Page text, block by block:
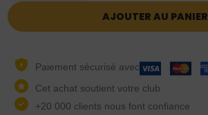
AJOUTER AU PANIER
Paiement sécurisé avec
Cet achat soutient votre club
+20 000 clients nous font confiance